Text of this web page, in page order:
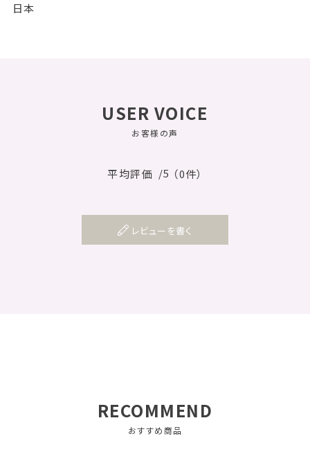
日本
USER VOICE
お客様の声
平均評価 /5 （0件）
レビューを書く
RECOMMEND
おすすめ商品